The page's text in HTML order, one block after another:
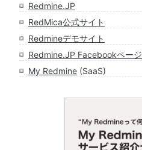
Redmine.JP
RedMica公式サイト
Redmineデモサイト
Redmine.JP Facebookページ
My Redmine (SaaS)